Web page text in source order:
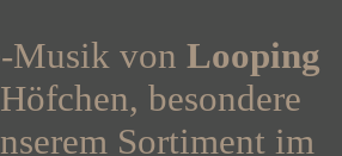
Musik von Looping
besondere
Sortiment im